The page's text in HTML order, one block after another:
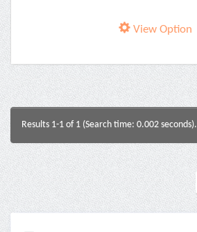
View Option
Results 1-1 of 1 (Search time: 0.002 seconds).